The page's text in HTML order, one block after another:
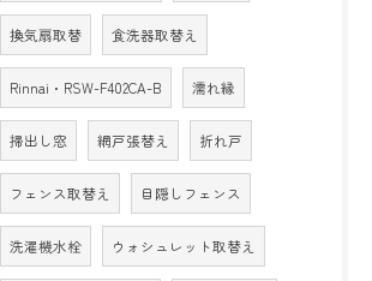
換気扇取替 食洗器取替え
Rinnai・RSW-F402CA-B 濡れ縁
掃出し窓 網戸張替え 折れ戸
フェンス取替え 目隠しフェンス
洗濯機水栓 ウォシュレット取替え